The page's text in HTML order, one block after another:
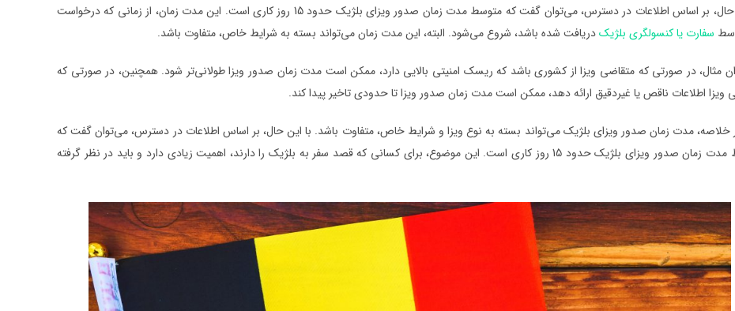
با این حال، بر اساس اطلاعات در دسترس، می‌توان گفت که متوسط مدت زمان صدور ویزای بلژیک حدود 15 روز کاری است. این مدت زمان، از زمانی که درخواست
سفارت یا کنسولگری بلژیکدریافت شده باشد، شروع می‌شود. البته، این مدت زمان می‌تواند بسته به شرایط خاص، متفاوت باشد.
مثال، در صورتی که متقاضی ویزا از کشوری باشد که ریسک امنیتی بالایی دارد، ممکن است مدت زمان صدور ویزا طولانی‌تر شود. همچنین، در صورتی که
ویزا اطلاعات ناقص یا غیردقیق ارائه دهد، ممکن است مدت زمان صدور ویزا تا حدودی تاخیر پیدا کند.
خلاصه، مدت زمان صدور ویزای بلژیک می‌تواند بسته به نوع ویزا و شرایط خاص، متفاوت باشد. با این حال، بر اساس اطلاعات در دسترس، می‌توان گفت که
متوسط مدت زمان صدور ویزای بلژیک حدود 15 روز کاری است. این موضوع، برای کسانی که قصد سفر به بلژیک را دارند، اهمیت زیادی دارد و باید در نظر گرفته